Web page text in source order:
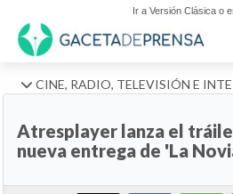
Ir a Versión Clásica o
CINE, RADIO, TELEVISIÓN E
Atresplayer lanza el
nueva entrega de 'La